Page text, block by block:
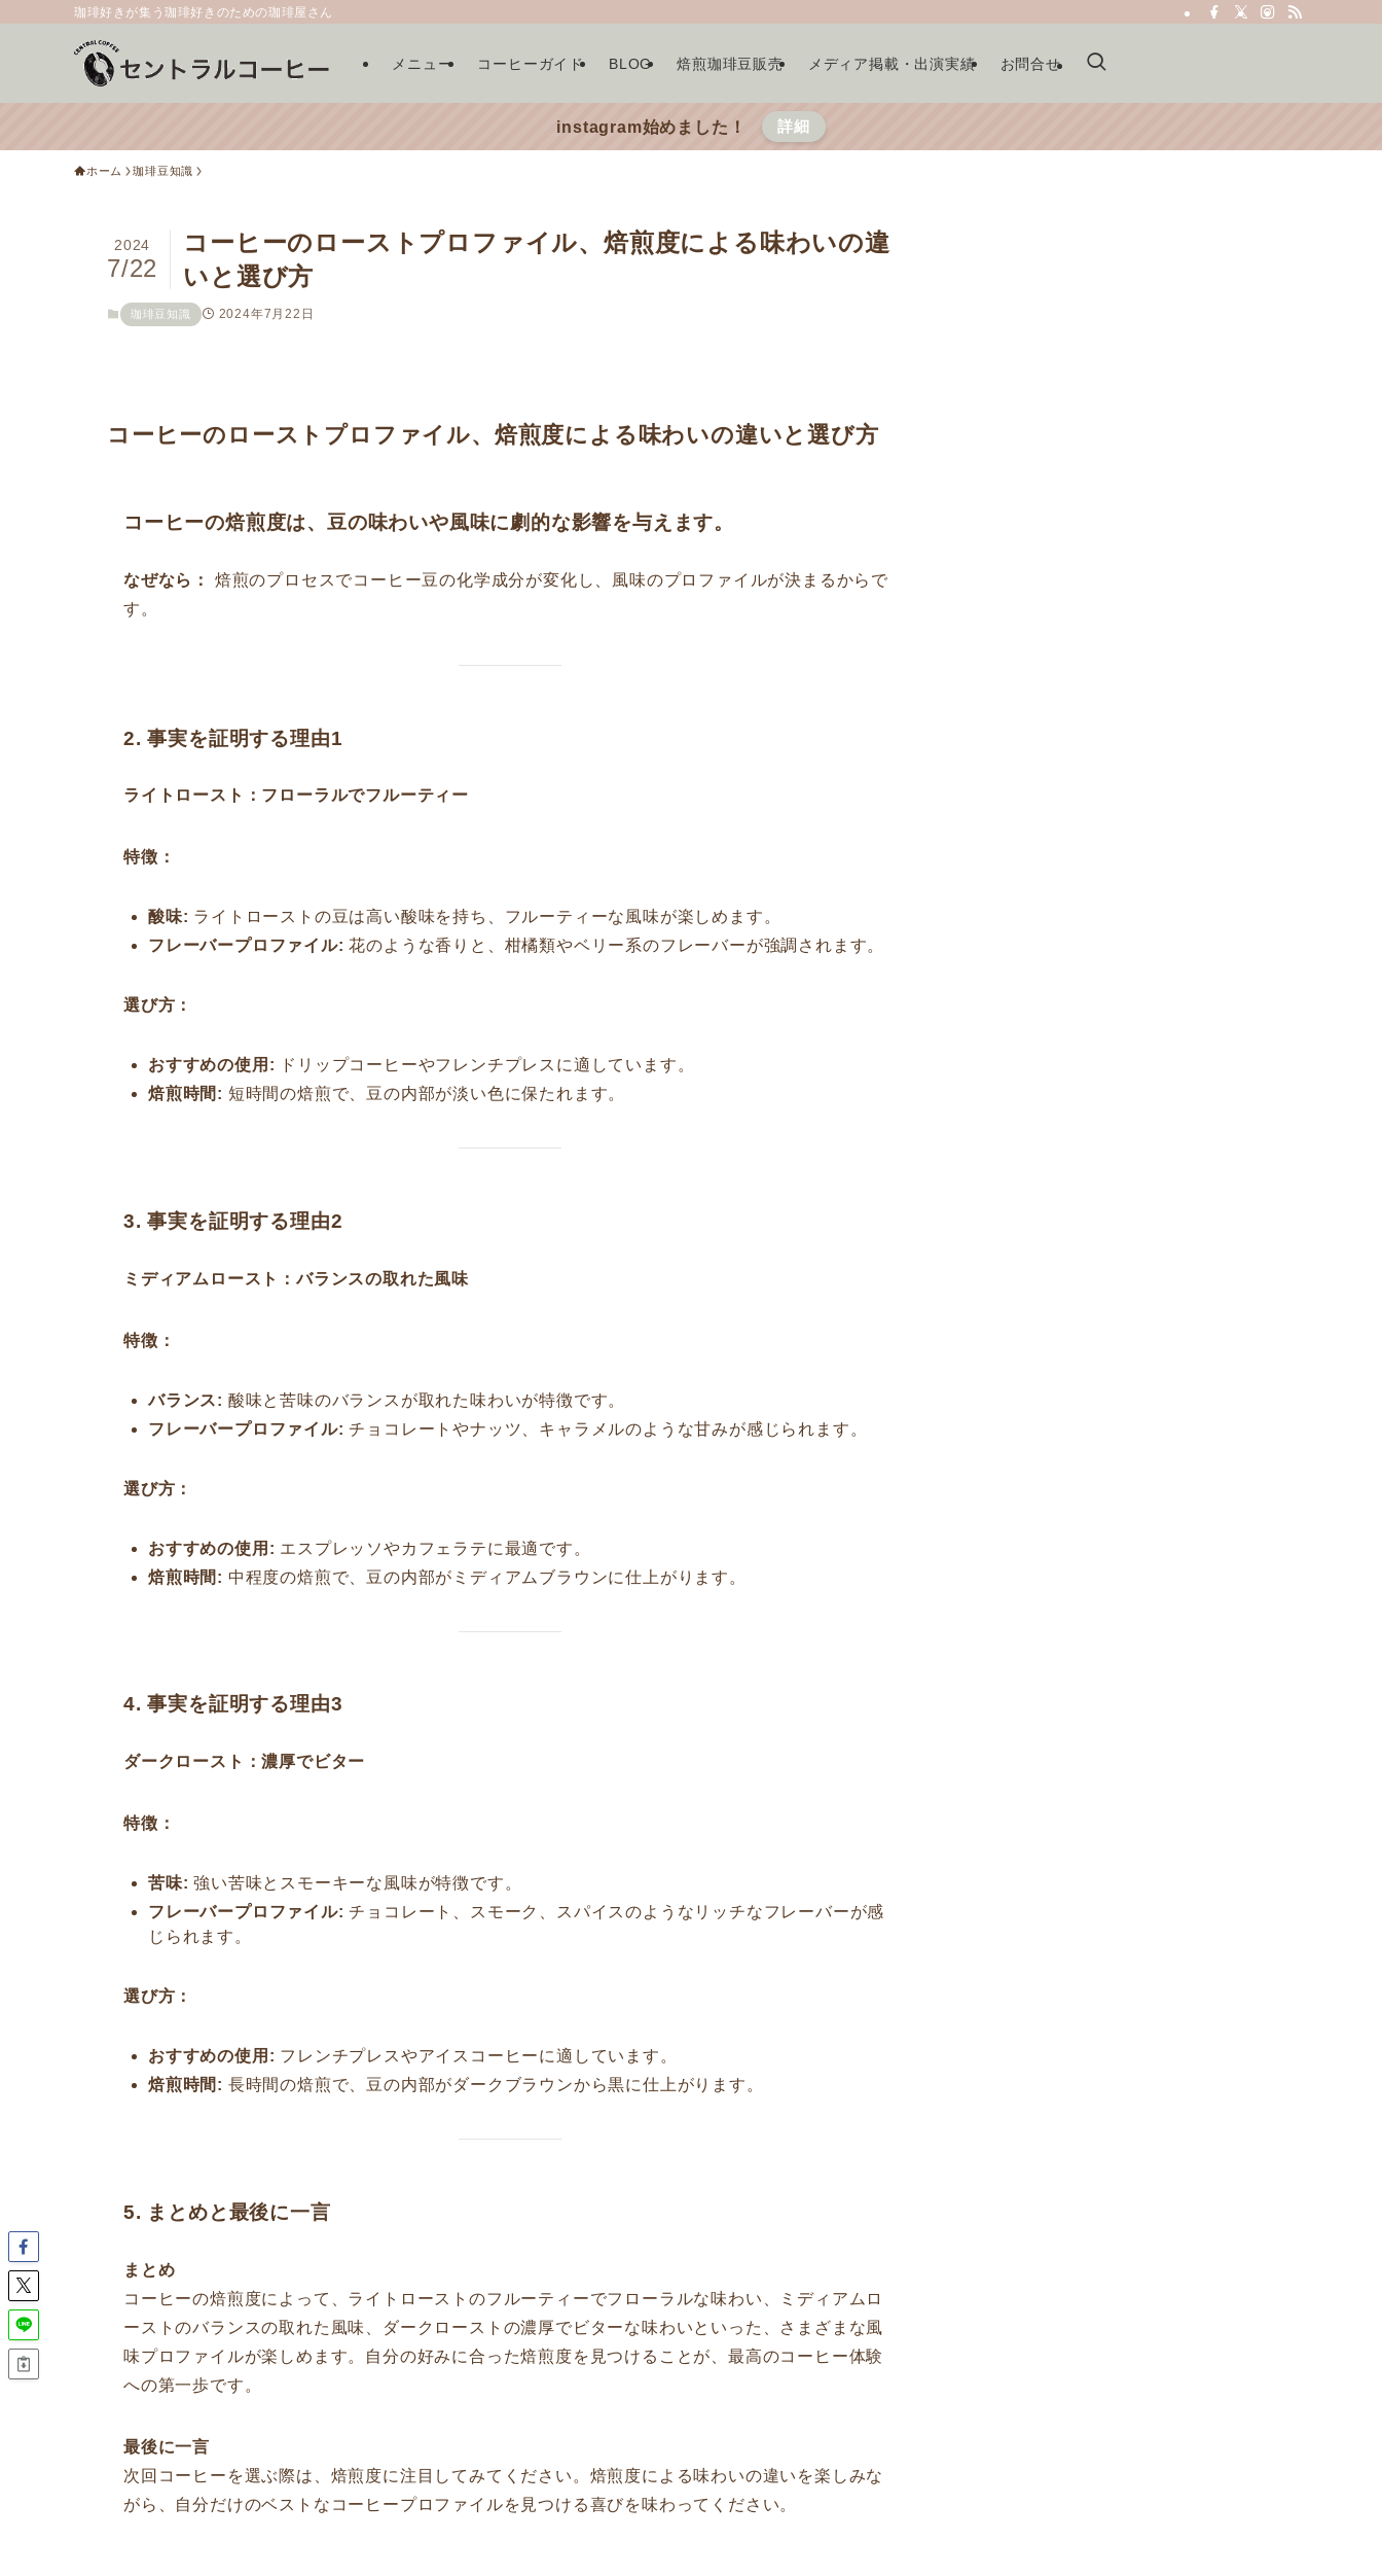
珈琲好きが集う珈琲好きのための珈琲屋さん
メニュー コーヒーガイド BLOG 焙煎珈琲豆販売 メディア掲載・出演実績 お問合せ
instagram始めました！ 詳細
ホーム 珈琲豆知識
コーヒーのローストプロファイル、焙煎度による味わいの違
いと選び方
2024
7/22
珈琲豆知識 2024年7月22日
コーヒーのローストプロファイル、焙煎度による味わいの違いと選び方
コーヒーの焙煎度は、豆の味わいや風味に劇的な影響を与えます。
なぜなら：
焙煎のプロセスでコーヒー豆の化学成分が変化し、風味のプロファイルが決まるからで
す。
2. 事実を証明する理由1
ライトロースト：フローラルでフルーティー
特徴：
酸味: ライトローストの豆は高い酸味を持ち、フルーティーな風味が楽しめます。
フレーバープロファイル: 花のような香りと、柑橘類やベリー系のフレーバーが強調されます。
選び方：
おすすめの使用: ドリップコーヒーやフレンチプレスに適しています。
焙煎時間: 短時間の焙煎で、豆の内部が淡い色に保たれます。
3. 事実を証明する理由2
ミディアムロースト：バランスの取れた風味
特徴：
バランス: 酸味と苦味のバランスが取れた味わいが特徴です。
フレーバープロファイル: チョコレートやナッツ、キャラメルのような甘みが感じられます。
選び方：
おすすめの使用: エスプレッソやカフェラテに最適です。
焙煎時間: 中程度の焙煎で、豆の内部がミディアムブラウンに仕上がります。
4. 事実を証明する理由3
ダークロースト：濃厚でビター
特徴：
苦味: 強い苦味とスモーキーな風味が特徴です。
フレーバープロファイル: チョコレート、スモーク、スパイスのようなリッチなフレーバーが感
じられます。
選び方：
おすすめの使用: フレンチプレスやアイスコーヒーに適しています。
焙煎時間: 長時間の焙煎で、豆の内部がダークブラウンから黒に仕上がります。
5. まとめと最後に一言
まとめ
コーヒーの焙煎度によって、ライトローストのフルーティーでフローラルな味わい、ミディアムロ
ーストのバランスの取れた風味、ダークローストの濃厚でビターな味わいといった、さまざまな風
味プロファイルが楽しめます。自分の好みに合った焙煎度を見つけることが、最高のコーヒー体験
への第一歩です。
最後に一言
次回コーヒーを選ぶ際は、焙煎度に注目してみてください。焙煎度による味わいの違いを楽しみな
がら、自分だけのベストなコーヒープロファイルを見つける喜びを味わってください。